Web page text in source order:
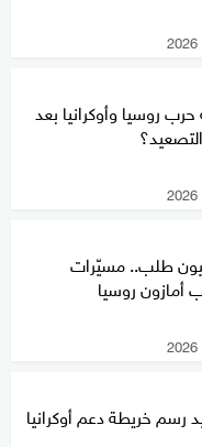
روسيا وأوكرانيا بعد
20 مليون طلب.. مسيّرات
أمازون روسيا
رسم خريطة دعم أوكرانيا